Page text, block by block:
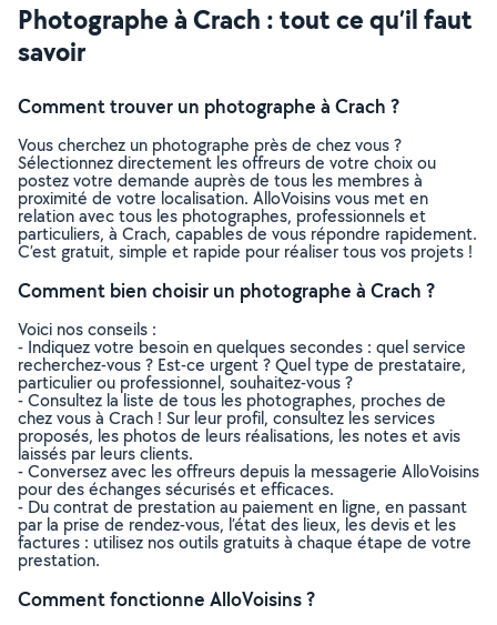
Photographe à Crach : tout ce qu’il faut
savoir
Comment trouver un photographe à Crach ?
Vous cherchez un photographe près de chez vous ?
Sélectionnez directement les offreurs de votre choix ou
postez votre demande auprès de tous les membres à
proximité de votre localisation. AlloVoisins vous met en
relation avec tous les photographes, professionnels et
particuliers, à Crach, capables de vous répondre rapidement.
C’est gratuit, simple et rapide pour réaliser tous vos projets !
Comment bien choisir un photographe à Crach ?
Voici nos conseils :
- Indiquez votre besoin en quelques secondes : quel service
recherchez-vous ? Est-ce urgent ? Quel type de prestataire,
particulier ou professionnel, souhaitez-vous ?
- Consultez la liste de tous les photographes, proches de
chez vous à Crach ! Sur leur profil, consultez les services
proposés, les photos de leurs réalisations, les notes et avis
laissés par leurs clients.
- Conversez avec les offreurs depuis la messagerie AlloVoisins
pour des échanges sécurisés et efficaces.
- Du contrat de prestation au paiement en ligne, en passant
par la prise de rendez-vous, l’état des lieux, les devis et les
factures : utilisez nos outils gratuits à chaque étape de votre
prestation.
Comment fonctionne AlloVoisins ?